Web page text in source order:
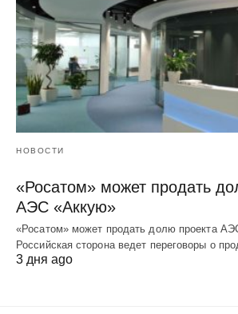
НОВОСТИ
«Росатом» может продать
АЭС «Аккую»
«Росатом» может продать долю проекта
Российская сторона ведет переговоры о
3 дня ago